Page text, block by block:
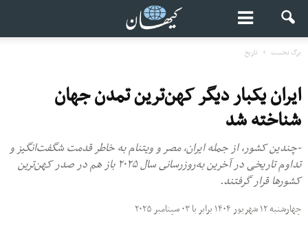
برگ نخست تاریخ
ایران یکبار دیگر کهن‌ترین تمدن جهان
شناخته شد
-چندین کشور، از جمله ایران، مصر و ویتنام به خاطر قدمت شگفت‌انگیز و
تداوم تاریخی‌ در آخرین به‌‌روزرسانى سال ۲۰۲۵ باز هم در صدر کهن‌‌ترين
کشورها قرار گرفتند.
چهارشنبه ۱۲ شهریور ۱۴۰۴ برابر با ۰۳ سپتامبر ۲۰۲۵